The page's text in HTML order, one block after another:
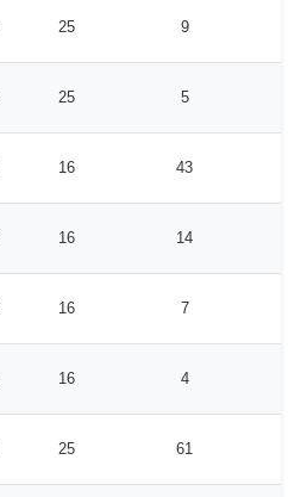
25 9
25 5
16 43
16 14
16 7
16 4
25 61